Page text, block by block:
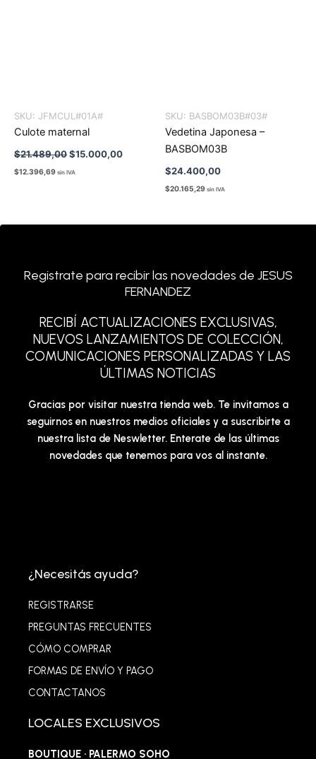
SKU: JFMCUL#01A#
Culote maternal
$21.489,00$15.000,00
$12.396,69 sin IVA
SKU: BASBOM03B#03#
Vedetina Japonesa –
BASBOM03B
$24.400,00
$20.165,29 sin IVA
Registrate para recibir las novedades de JESUS
FERNANDEZ
RECIBÍ ACTUALIZACIONES EXCLUSIVAS,
NUEVOS LANZAMIENTOS DE COLECCIÓN,
COMUNICACIONES PERSONALIZADAS Y LAS
ÚLTIMAS NOTICIAS
Gracias por visitar nuestra tienda web. Te invitamos a
seguirnos en nuestros medios oficiales y a suscribirte a
nuestra lista de Neswletter. Enterate de las últimas
novedades que tenemos para vos al instante.
¿Necesitás ayuda?
REGISTRARSE
PREGUNTAS FRECUENTES
CÓMO COMPRAR
FORMAS DE ENVÍO Y PAGO
CONTACTANOS
LOCALES EXCLUSIVOS
BOUTIQUE · PALERMO SOHO